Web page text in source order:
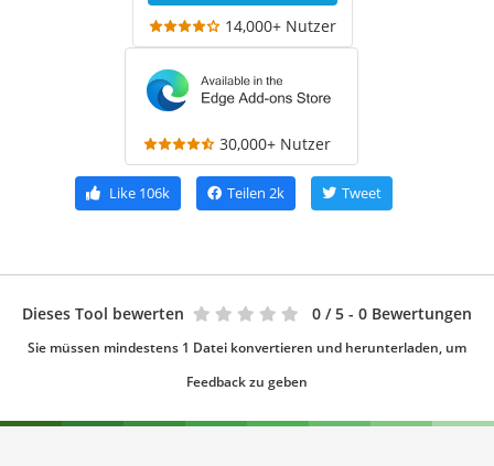
14,000+ Nutzer
30,000+ Nutzer
Like 106k Teilen 2k Tweet
Dieses Tool bewerten 0 / 5 - 0 Bewertungen
Sie müssen mindestens 1 Datei konvertieren und herunterladen, um
Feedback zu geben